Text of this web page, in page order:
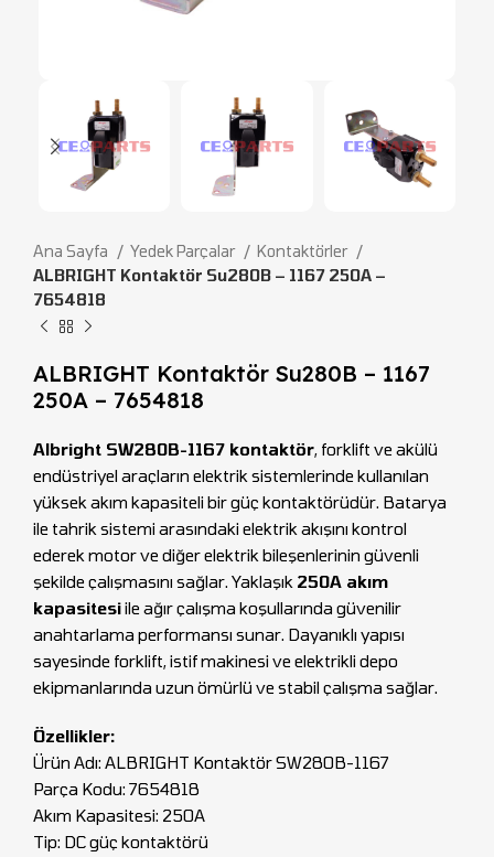
Ana Sayfa Yedek Parçalar
Kontaktörler
ALBRIGHT Kontaktör Su280B – 1167 250A –
7654818
ALBRIGHT Kontaktör Su280B – 1167
250A – 7654818
Albright SW280B-1167 kontaktör, forklift ve akülü
endüstriyel araçların elektrik sistemlerinde kullanılan
yüksek akım kapasiteli bir güç kontaktörüdür. Batarya
ile tahrik sistemi arasındaki elektrik akışını kontrol
ederek motor ve diğer elektrik bileşenlerinin güvenli
şekilde çalışmasını sağlar. Yaklaşık 250A akım
kapasitesiile ağır çalışma koşullarında güvenilir
anahtarlama performansı sunar. Dayanıklı yapısı
sayesinde forklift, istif makinesi ve elektrikli depo
ekipmanlarında uzun ömürlü ve stabil çalışma sağlar.
Özellikler:
Ürün Adı: ALBRIGHT Kontaktör SW280B-1167
Parça Kodu: 7654818
Akım Kapasitesi: 250A
Tip: DC güç kontaktörü